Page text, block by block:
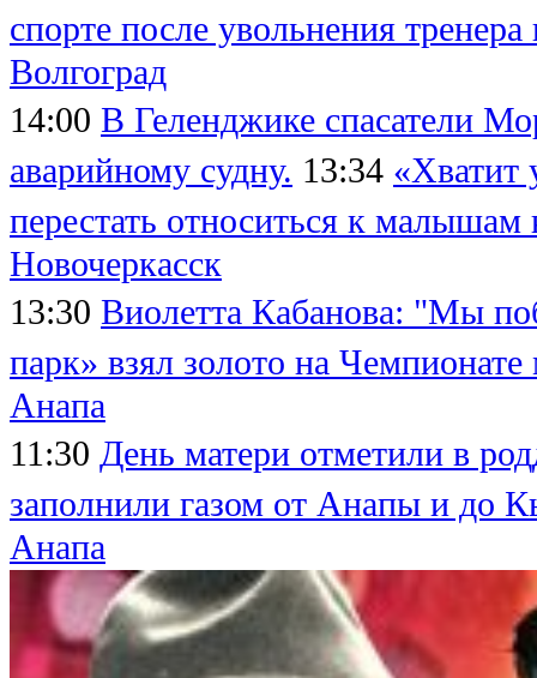
спорте после увольнения
Волгоград
14:00 В Геленджике спасатели
аварийному судну. 13:34 «Хватит
перестать относиться к
Новочеркасск
13:30 Виолетта Кабанова: "Мы
парк» взял золото на Чемпионате
Анапа
11:30 День матери отметили в
заполнили газом от Анапы и до
Анапа